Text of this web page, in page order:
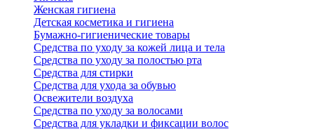
Женская гигиена
Детская косметика и гигиена
Бумажно-гигиенические товары
Средства по уходу за кожей лица и тела
Средства по уходу за полостью рта
Средства для стирки
Средства для ухода за обувью
Освежители воздуха
Средства по уходу за волосами
Средства для укладки и фиксации волос